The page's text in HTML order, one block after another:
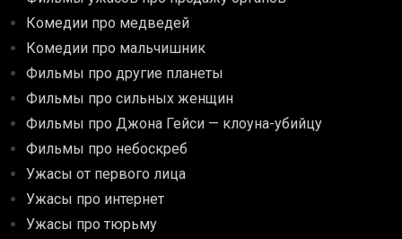
Комедии про медведей
Комедии про мальчишник
Фильмы про другие планеты
Фильмы про сильных женщин
Фильмы про Джона Гейси — клоуна-убийцу
Фильмы про небоскреб
Ужасы от первого лица
Ужасы про интернет
Ужасы про тюрьму